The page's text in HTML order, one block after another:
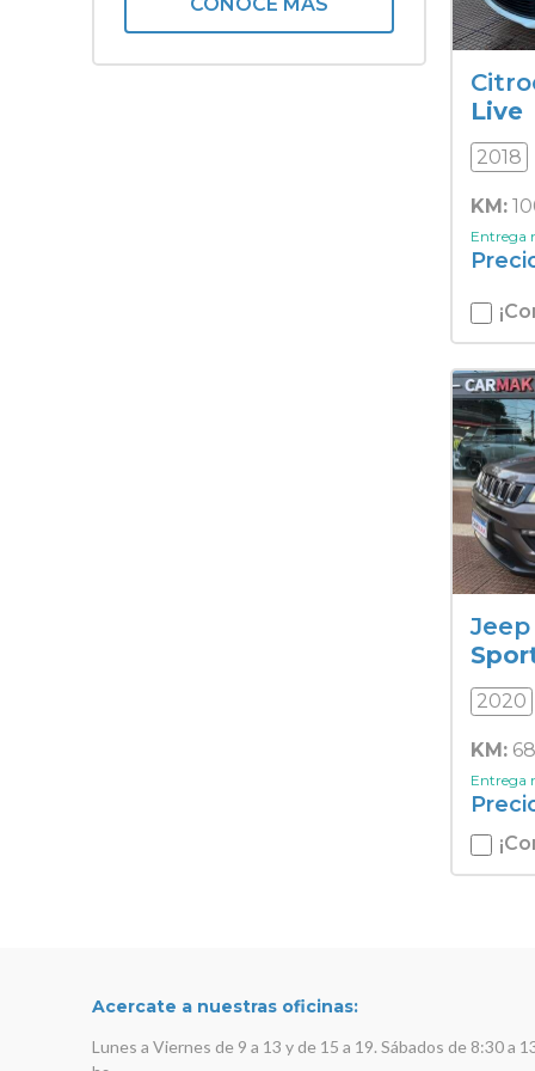
Royal Enfield
Toyota
CONOCÉ MÁS
Live
2018
KM:
Entrega
2020
KM:
Entrega
Acercate a nuestras oficinas:
Lunes a Viernes de 9 a 13 y de 15 a 19. Sábados de 8:30 a